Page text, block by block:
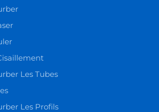
Les Tubes
Les Profils